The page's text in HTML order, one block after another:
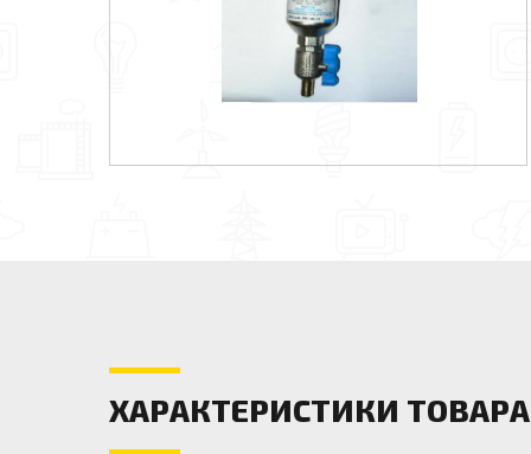
ХАРАКТЕРИСТИКИ ТОВАРА